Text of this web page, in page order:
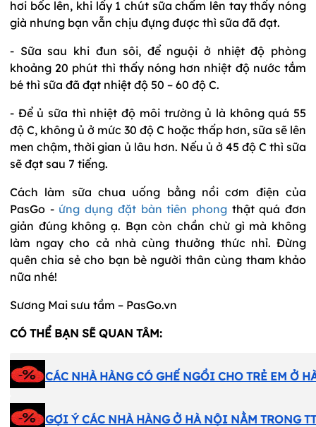
hơi bốc lên, khi lấy 1 chút sữa chấm lên tay thấy nóng
già nhưng bạn vẫn chịu đựng được thì sữa đã đạt.
- Sữa sau khi đun sôi, để nguội ở nhiệt độ phòng
khoảng 20 phút thì thấy nóng hơn nhiệt độ nước tắm
bé thì sữa đã đạt nhiệt độ 50 – 60 độ C.
- Để ủ sữa thì nhiệt độ môi trường ủ là không quá 55
độ C, không ủ ở mức 30 độ C hoặc thấp hơn, sữa sẽ lên
men chậm, thời gian ủ lâu hơn. Nếu ủ ở 45 độ C thì sữa
sẽ đạt sau 7 tiếng.
Cách làm sữa chua uống bằng nồi cơm điện của
PasGo - ứng dụng đặt bàn tiên phongthật quá đơn
giản đúng không ạ. Bạn còn chần chừ gì mà không
làm ngay cho cả nhà cùng thưởng thức nhỉ. Đừng
quên chia sẻ cho bạn bè người thân cùng tham khảo
nữa nhé!
Sương Mai sưu tầm – PasGo.vn
CÓ THỂ BẠN SẼ QUAN TÂM:
CÁC NHÀ HÀNG CÓ GHẾ NGỒI CHO TRẺ EM Ở
GỢI Ý CÁC NHÀ HÀNG Ở HÀ NỘI NẰM TRONG